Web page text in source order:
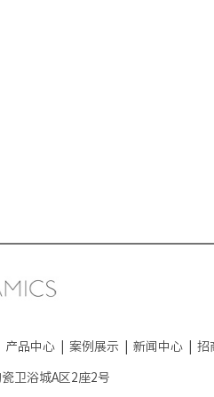
产品中心 案例展示 新闻中心 招
卫浴城A区2座2号